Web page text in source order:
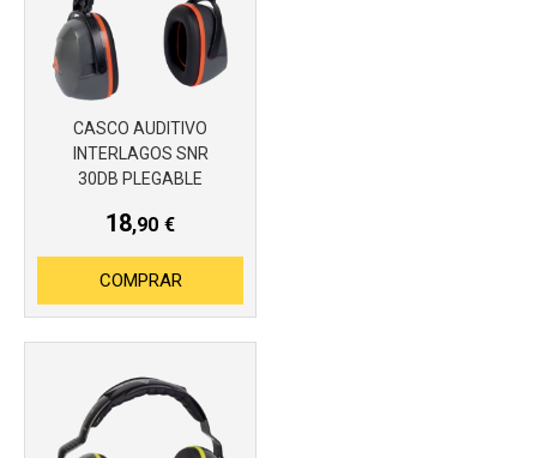
CASCO AUDITIVO
INTERLAGOS SNR
30DB PLEGABLE
18,90 €
COMPRAR
Más info